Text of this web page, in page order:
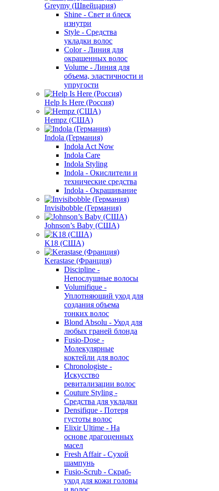
Greymy (Швейцария)
Shine - Свет и блеск
изнутри
Style - Средства
укладки волос
Color - Линия для
окрашенных волос
Volume - Линия для
объема, эластичности и
упругости
Help Is Here (Россия)
Hempz (США)
Indola (Германия)
Indola Act Now
Indola Care
Indola Styling
Indola - Окислители и
технические средства
Indola - Окрашивание
Invisibobble (Германия)
Johnson’s Baby (США)
K18 (США)
Kerastase (Франция)
Discipline -
Непослушные волосы
Volumifique -
Уплотняющий уход для
создания объема
тонких волос
Blond Absolu - Уход для
любых граней блонда
Fusio-Dose -
Молекулярные
коктейли для волос
Chronologiste -
Искусство
ревитализации волос
Couture Styling -
Средства для укладки
Densifique - Потеря
густоты волос
Elixir Ultime - На
основе драгоценных
масел
Fresh Affair - Сухой
шампунь
Fusio-Scrub - Скраб-
уход для кожи головы
и волос